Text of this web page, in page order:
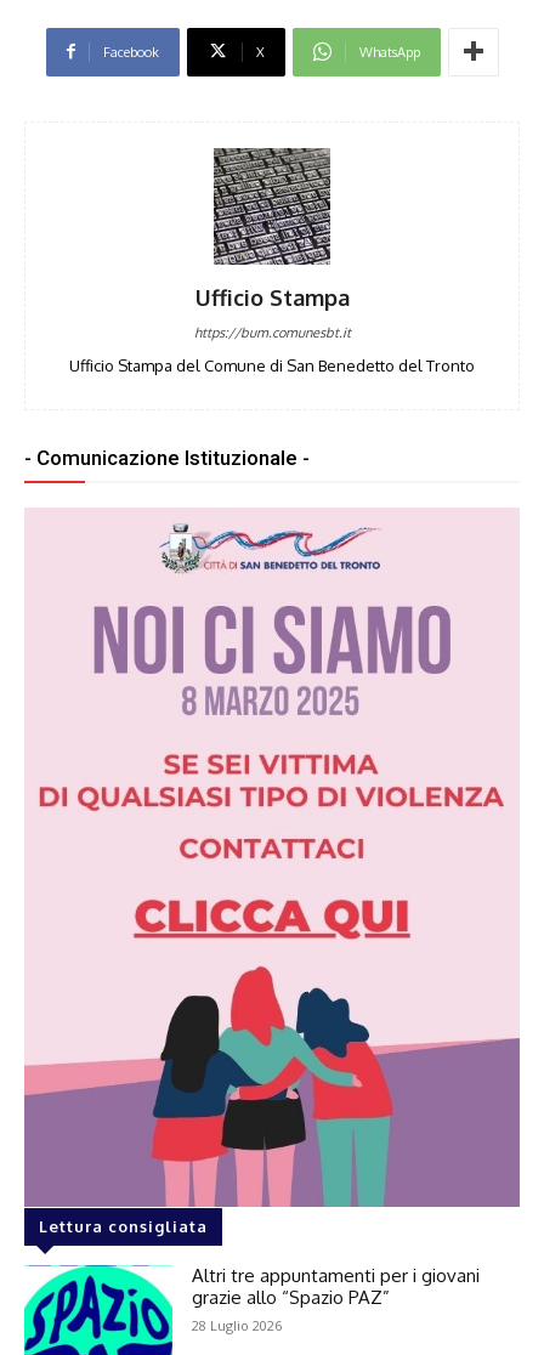
Facebook X WhatsApp
Ufficio Stampa
https://bum.comunesbt.it
Ufficio Stampa del Comune di San Benedetto del Tronto
- Comunicazione Istituzionale -
Lettura consigliata
Altri tre appuntamenti per i giovani
grazie allo “Spazio PAZ”
28 Luglio 2026